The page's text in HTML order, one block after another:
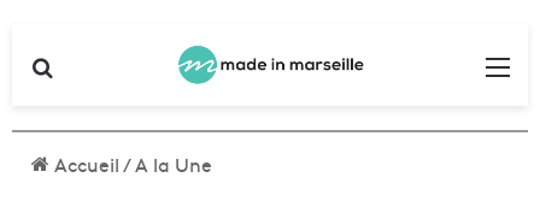
Accueil/A la Une